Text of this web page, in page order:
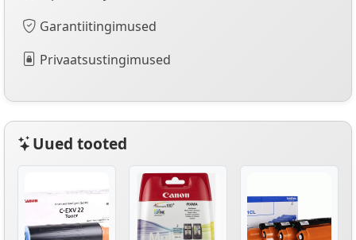
Garantiitingimused
Privaatsustingimused
Uued tooted